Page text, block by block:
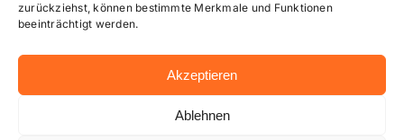
zurückziehst, können bestimmte Merkmale und Funktionen
beeinträchtigt werden.
Akzeptieren
Ablehnen
Mediendaten
© 2026 - Wiesbadenaktuell ...online besser informiert!